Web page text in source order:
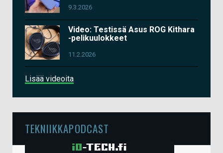
9.3.2026
Video: Testissä Asus ROG Kithara
-pelikuulokkeet
11.2.2026
Lisää videoita
TEKNIIKKAPODCAST